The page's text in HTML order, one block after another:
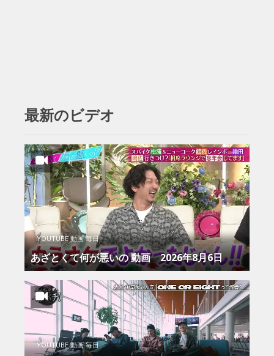
最新のビデオ
YOUTUBE 動画 毎日
あざとくて何が悪いの 動画 2026年8月6日
YOUTUBE 動画 毎日